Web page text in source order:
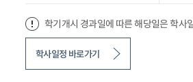
학기개시 경과일에 따른 해당일은 학사
학사일정 바로가기